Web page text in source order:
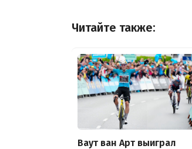
Читайте также:
Ваут ван Арт выиграл